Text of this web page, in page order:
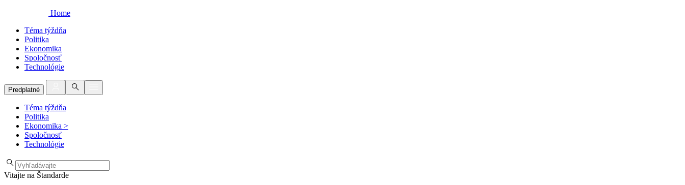
Home
Téma týždňa
Politika
Ekonomika
Spoločnosť
Technológie
Predplatné
Téma týždňa
Politika
Ekonomika >
Spoločnosť
Technológie
Vitajte na Štandarde